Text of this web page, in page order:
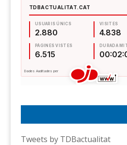
Tweets by TDBactualitat